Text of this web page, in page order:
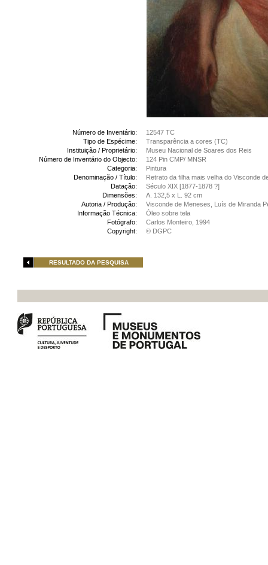
Número de Inventário:
12547 TC
Tipo de Espécime:
Transparência a cores (TC)
Instituição / Proprietário:
Museu Nacional de Soares dos Reis
Número de Inventário do Objecto:
124 Pin CMP/ MNSR
Categoria:
Pintura
Denominação / Título:
Retrato da filha mais velha do Visconde
Datação:
Século XIX [1877-1878 ?]
Dimensões:
A. 132,5 x L. 92 cm
Autoria / Produção:
Visconde de Meneses, Luís de Miranda
Informação Técnica:
Óleo sobre tela
Fotógrafo:
Carlos Monteiro, 1994
Copyright:
© DGPC
RESULTADO DA PESQUISA